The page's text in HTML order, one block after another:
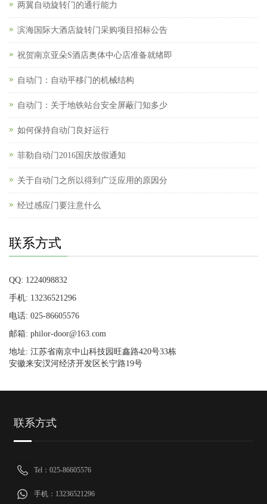
两翼自动旋转门的通行能力
滨海国际大酒店旋转门采购项目招标公告
祝贺南京亚朵S酒店奥体中心店准备就绪即
自动门：自动平移门的机械结构
自动门：关于地铁站台安全屏蔽门知多少
如何保持自动门良好运行
菲勒自动门2016国庆放假通知
关于自动门之所以得到广泛应用的原因分
经过感应门要注意什么
联系方式
QQ: 1224098832
手机: 13236521296
电话: 025-86605576
邮箱: philor-door@163.com
地址: 江苏省南京中山科技园旺鑫路420号33栋
安徽来安汊河经济开发区长宁路19号
联系方式
Tel：025-86605576
手机：13236521296